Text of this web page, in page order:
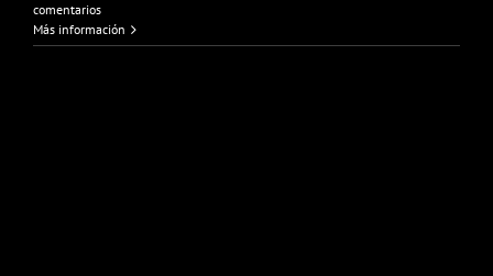
comentarios
Más información